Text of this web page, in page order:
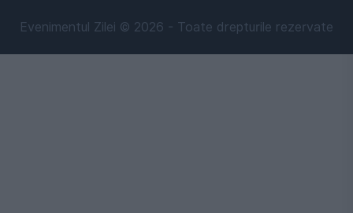
Evenimentul Zilei © 2026 - Toate drepturile rezervate